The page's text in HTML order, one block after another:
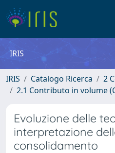
IRIS
IRIS Catalogo Ricerca
2
2.1 Contributo in volume
Evoluzione delle
interpretazione
consolidamento